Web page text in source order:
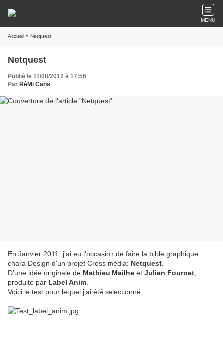
MENU
Accueil » Netquest
Netquest
Publié le 11/08/2012 à 17:56
Par RéMi Cans
En Janvier 2011, j'ai eu l'occasion de faire la bible graphique
chara Design d'un projet Cross média: Netquest
D'une idée originale de Mathieu Mailhe et Julien Fournet
produite par Label Anim
Voici le test pour lequel j'ai été selectionné :